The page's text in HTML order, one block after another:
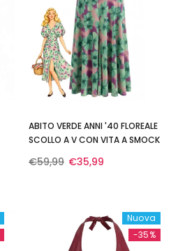
ABITO VERDE ANNI '40 FLOREALE
SCOLLO A V CON VITA A SMOCK
€59,99 €35,99
Nuova
-35%